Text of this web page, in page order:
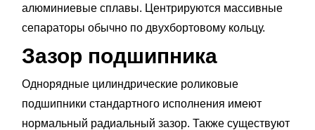
алюминиевые сплавы. Центрируются массивные
сепараторы обычно по двухбортовому кольцу.
Зазор подшипника
Однорядные цилиндрические роликовые
подшипники стандартного исполнения имеют
нормальный радиальный зазор. Также существуют